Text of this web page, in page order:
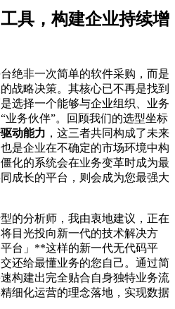
具，构建企业持续增
绝非一次简单的软件采购，而是
战略决策。其核心已不再是找到
选择一个能够与企业组织、业务
业务伙伴”。回顾我们的选型坐标
动能力 ，这三者共同构成了未来
是企业在不确定的市场环境中构
化的系统会在业务变革时成为最
成长的平台，则会成为您最强大
的分析师，我由衷地建议，正在
目光投向新一代的技术解决方
台」**这样的新一代无代码平
还给最懂业务的您自己。通过简
构建出完全贴合自身独特业务流
细化运营的理念落地，实现数据